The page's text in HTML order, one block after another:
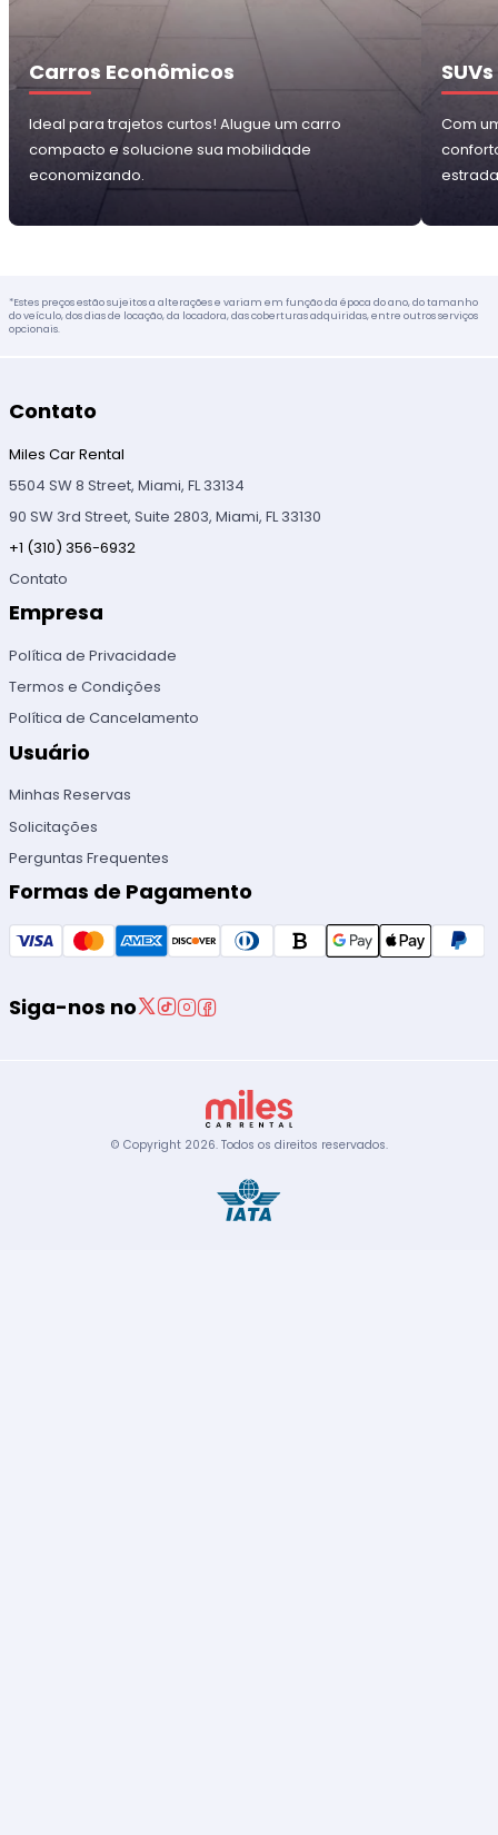
Carros Econômicos
Ideal para trajetos curtos! Alugue um carro
compacto e solucione sua mobilidade
economizando.
SUVs
Com
*Estes preços estão sujeitos a alterações e variam em função da época do ano, do tamanho
do veículo, dos dias de locação, da locadora, das coberturas adquiridas, entre outros serviços
opcionais.
Contato
Miles Car Rental
5504 SW 8 Street, Miami, FL 33134
90 SW 3rd Street, Suite 2803, Miami, FL 33130
+1 (310) 356-6932
Contato
Empresa
Política de Privacidade
Termos e Condições
Política de Cancelamento
Usuário
Minhas Reservas
Solicitações
Perguntas Frequentes
Formas de Pagamento
Siga-nos no
© Copyright 2026. Todos os direitos reservados.